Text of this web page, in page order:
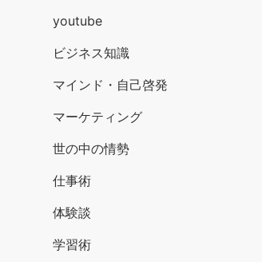
youtube
ビジネス知識
マインド・自己啓発
マーケティング
世の中の情勢
仕事術
体験談
学習術